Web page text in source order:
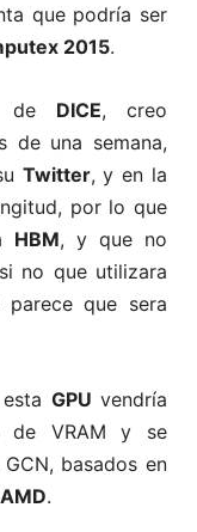
que podría ser
2015.
de DICE, creo
de una semana,
Twitter, y en la
por lo que
HBM, y que no
no que utilizara
que sera
estaGPU vendría
de VRAM y se
basados en
AMD.